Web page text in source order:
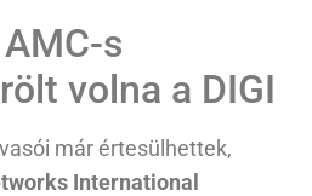
s
volna a DIGI
már értesülhettek,
International